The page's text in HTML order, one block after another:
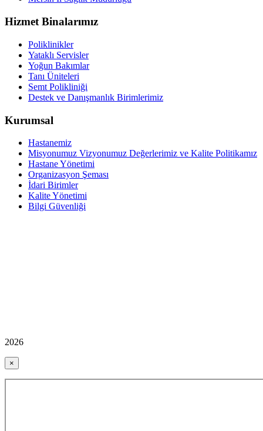
Hizmet Binalarımız
Poliklinikler
Yataklı Servisler
Yoğun Bakımlar
Tanı Üniteleri
Semt Polikliniği
Destek ve Danışmanlık Birimlerimiz
Kurumsal
Hastanemiz
Misyonumuz Vizyonumuz Değerlerimiz ve Kalite Politikamız
Hastane Yönetimi
Organizasyon Şeması
İdari Birimler
Kalite Yönetimi
Bilgi Güvenliği
2026
×